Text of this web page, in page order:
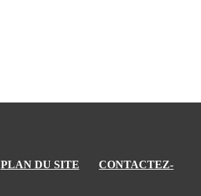
PLAN DU SITE CONTACTEZ-